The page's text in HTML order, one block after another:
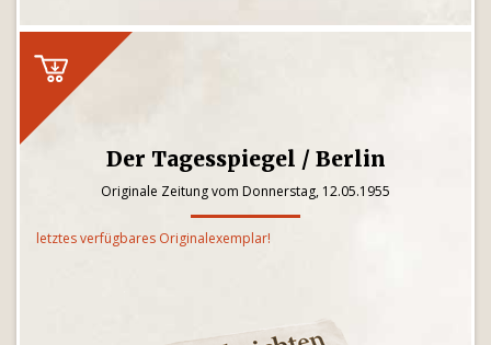
Der Tagesspiegel / Berlin
Originale Zeitung vom Donnerstag, 12.05.1955
letztes verfügbares Originalexemplar!